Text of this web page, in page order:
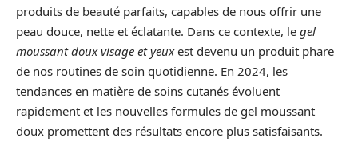
produits de beauté parfaits, capables de nous offrir une
peau douce, nette et éclatante. Dans ce contexte, le gel
moussant doux visage et yeuxest devenu un produit phare
de nos routines de soin quotidienne. En 2024, les
tendances en matière de soins cutanés évoluent
rapidement et les nouvelles formules de gel moussant
doux promettent des résultats encore plus satisfaisants.